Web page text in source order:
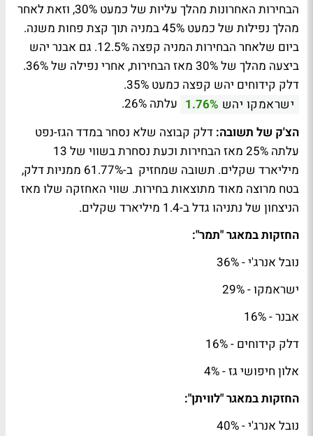
הבחירות האחרונות מהלך עליות של כמעט 30%, וזאת לאחר
מהלך נפילות של כמעט 45% במניה תוך קצת פחות משנה.
ביום שלאחר הבחירות המניה קפצה 12.5%. גם אבנר יהש
ביצעה מהלך של 30% מאז הבחירות, אחרי נפילה של 36%.
דלק קידוחים יהש קפצה כמעט 35%.
ישראמקו יהש 1.76% עלתה 26%.
הצ'ק של תשובה: דלק קבוצה שלא נסחר במדד הגז-נפט
עלתה 25% מאז הבחירות וכעת נסחרת בשווי של 13
מיליארד שקלים. תשובה שמחזיק ב-61.77% ממניות דלק,
בטח מרוצה מאוד מתוצאות בחירות. שווי האחזקה שלו מאז
הניצחון של נתניהו גדל ב-1.4 מיליארד שקלים.
החזקות במאגר "תמר":
נובל אנרג'י - 36%
ישראמקו - 29%
אבנר - 16%
דלק קידוחים - 16%
אלון חיפושי גז - 4%
החזקות במאגר "לוויתן":
נובל אנרג'י - 40%